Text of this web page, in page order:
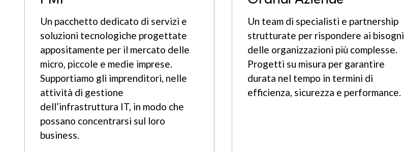
Un pacchetto dedicato di servizi e
soluzioni tecnologiche progettate
appositamente per il mercato delle
micro, piccole e medie imprese.
Supportiamo gli imprenditori, nelle
attività di gestione
dell’infrastruttura IT, in modo che
possano concentrarsi sul loro
business.
Un team di specialisti e partnership
strutturate per rispondere ai bisogni
delle organizzazioni più complesse.
Progetti su misura per garantire
durata nel tempo in termini di
efficienza, sicurezza e performance.